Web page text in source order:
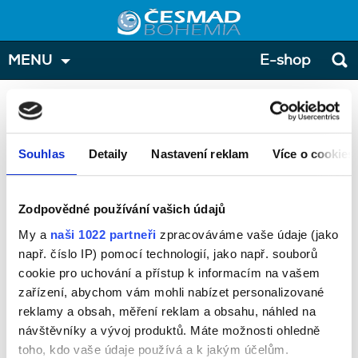
Souhlas Detaily Nastavení reklam Více o cookies
Zodpovědné používání vašich údajů
My a naši 1022 partneři zpracováváme vaše údaje (jako
např. číslo IP) pomocí technologií, jako např. souborů
cookie pro uchování a přístup k informacím na vašem
zařízení, abychom vám mohli nabízet personalizované
reklamy a obsah, měření reklam a obsahu, náhled na
návštěvníky a vývoj produktů. Máte možnosti ohledně
toho, kdo vaše údaje používá a k jakým účelům.
Přihláška - účastníci
Zde prosím zadejte osoby, které přihlašujete na školení. V
tlačítkem "přidat účastníka".
ADR pro ostatní osoby (odborné školení)
Termín:
19.12.2026
Místo konání:
ČESMAD BOHEMIA uč.1, Praha 4, Nad Sokolovnou 117/1, 14700
Cena:
MENU E-shop